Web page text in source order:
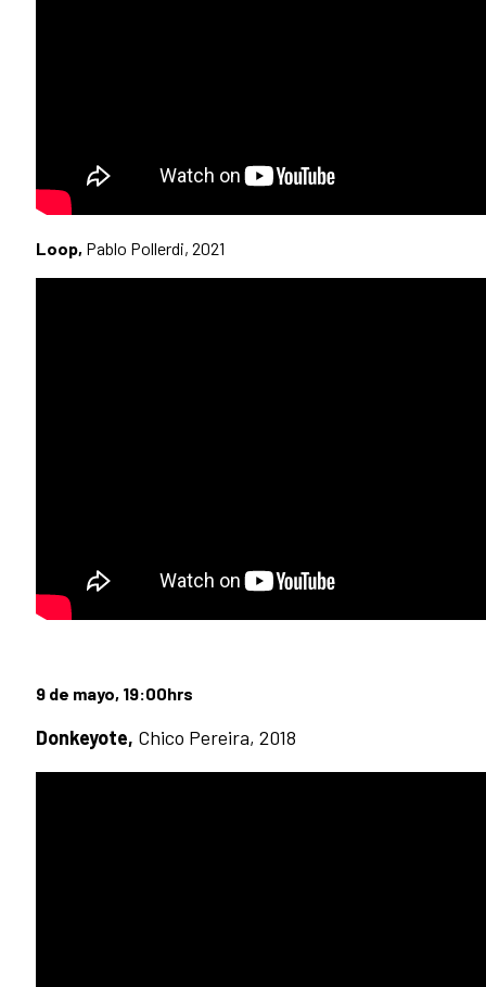
Loop, Pablo Pollerdi, 2021
9 de mayo, 19:00hrs
Donkeyote, Chico Pereira, 2018